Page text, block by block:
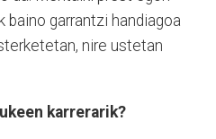
baino garrantzi handiagoa
nire ustetan
karrerarik?